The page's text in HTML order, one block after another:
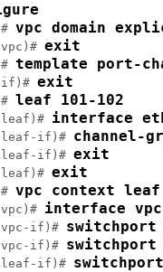
vpc domain
exit
template port-
if)# exit
leaf 101-102
leaf)# interface
leaf-if)# channel-
leaf-if)# exit
leaf)# exit
vpc context leaf
interface vpc
vpc-if)# switchport
vpc-if)#
leaf-if)#